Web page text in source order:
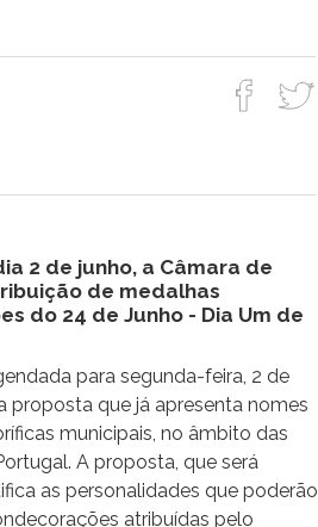
2 de junho, a Câmara de
de medalhas
do 24 de Junho - Dia Um de
para segunda-feira, 2 de
proposta que já apresenta nomes
municipais, no âmbito das
A proposta, que será
as personalidades que poderão
atribuídas pelo